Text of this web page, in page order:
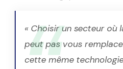
« Choisir un secteur où
peut pas vous
cette même